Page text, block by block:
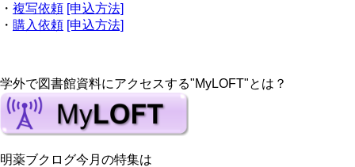
・ 複写依頼 [申込方法]
・ 購入依頼 [申込方法]
学外で図書館資料にアクセスする"MyLOFT"とは？
明薬ブクログ今月の特集は